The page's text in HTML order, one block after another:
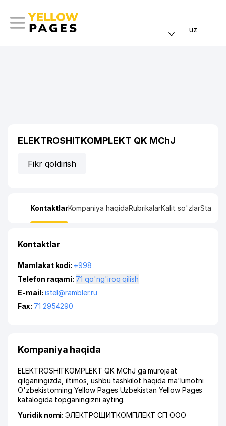
uz
ELEKTROSHITKOMPLEKT QK MChJ
Fikr qoldirish
KontaktlarKompaniya haqidaRubrikalarKalit so'zlar
Kontaktlar
Mamlakat kodi: +998
Telefon raqami:
71 qo'ng'iroq qilish
E-mail: istel@rambler.ru
Fax: 71 2954290
Kompaniya haqida
ELEKTROSHITKOMPLEKT QK MChJ ga murojaat
qilganingizda, iltimos, ushbu tashkilot haqida ma'lumotni
O'zbekistonning Yellow Pages Uzbekistan Yellow Pages
katalogida topganingizni ayting.
Yuridik nomi:ЭЛЕКТРОЩИТКОМПЛЕКТ СП ООО